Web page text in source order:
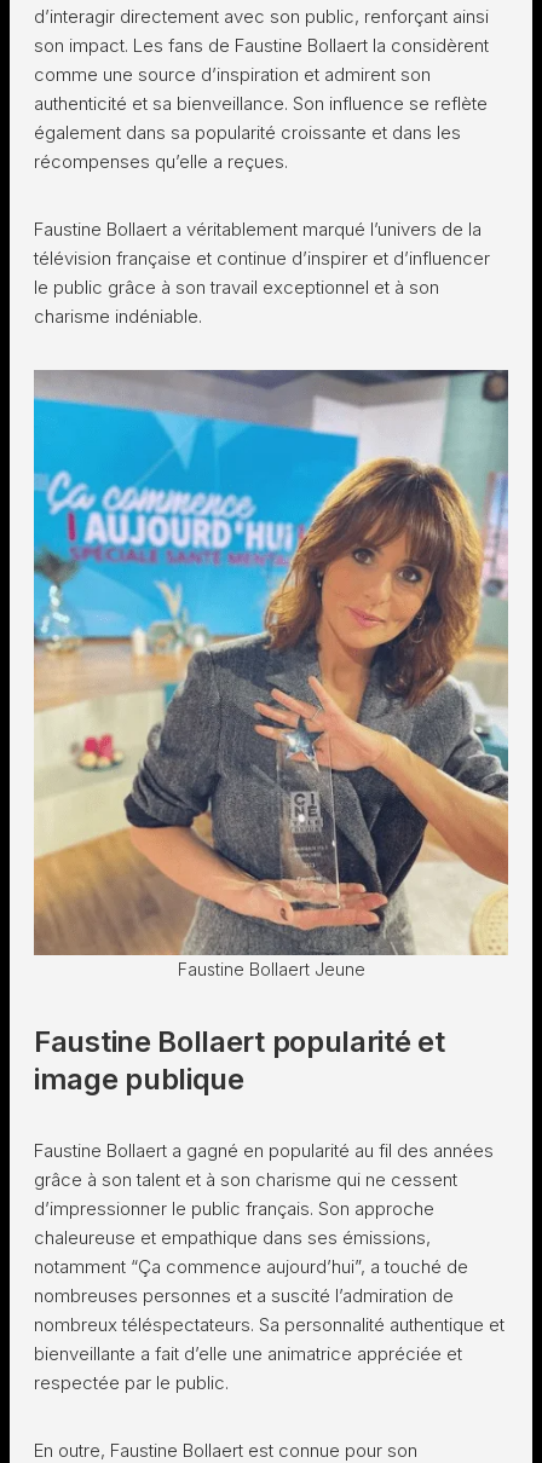
d’interagir directement avec son public, renforçant ainsi
son impact. Les fans de Faustine Bollaert la considèrent
comme une source d’inspiration et admirent son
authenticité et sa bienveillance. Son influence se reflète
également dans sa popularité croissante et dans les
récompenses qu’elle a reçues.
Faustine Bollaert a véritablement marqué l’univers de la
télévision française et continue d’inspirer et d’influencer
le public grâce à son travail exceptionnel et à son
charisme indéniable.
Faustine Bollaert Jeune
Faustine Bollaert popularité et
image publique
Faustine Bollaert a gagné en popularité au fil des années
grâce à son talent et à son charisme qui ne cessent
d’impressionner le public français. Son approche
chaleureuse et empathique dans ses émissions,
notamment “Ça commence aujourd’hui”, a touché de
nombreuses personnes et a suscité l’admiration de
nombreux téléspectateurs. Sa personnalité authentique et
bienveillante a fait d’elle une animatrice appréciée et
respectée par le public.
En outre, Faustine Bollaert est connue pour son